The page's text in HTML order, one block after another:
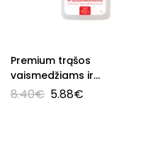
Premium trąšos
vaismedžiams ir
uogakrūmiams, 1 l
8.40€ 5.88€